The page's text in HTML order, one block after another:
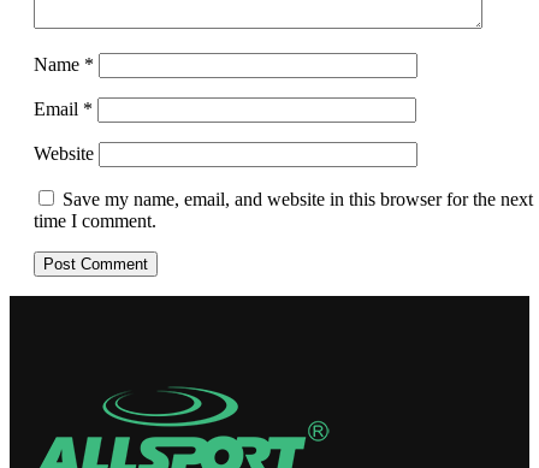
Name *
Email *
Website
Save my name, email, and website in this browser for the next
time I comment.